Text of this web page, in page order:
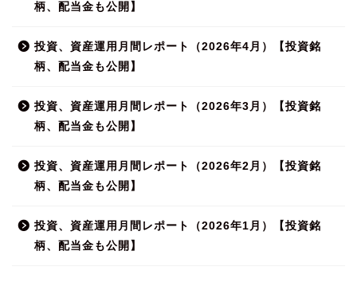
柄、配当金も公開】
投資、資産運用月間レポート（2026年4月）【投資銘
柄、配当金も公開】
投資、資産運用月間レポート（2026年3月）【投資銘
柄、配当金も公開】
投資、資産運用月間レポート（2026年2月）【投資銘
柄、配当金も公開】
投資、資産運用月間レポート（2026年1月）【投資銘
柄、配当金も公開】